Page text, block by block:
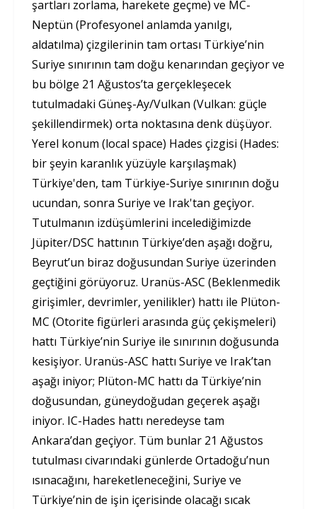
şartları zorlama, harekete geçme) ve MC-
Neptün (Profesyonel anlamda yanılgı,
aldatılma) çizgilerinin tam ortası Türkiye’nin
Suriye sınırının tam doğu kenarından geçiyor ve
bu bölge 21 Ağustos’ta gerçekleşecek
tutulmadaki Güneş-Ay/Vulkan (Vulkan: güçle
şekillendirmek) orta noktasına denk düşüyor.
Yerel konum (local space) Hades çizgisi (Hades:
bir şeyin karanlık yüzüyle karşılaşmak)
Türkiye'den, tam Türkiye-Suriye sınırının doğu
ucundan, sonra Suriye ve Irak'tan geçiyor.
Tutulmanın izdüşümlerini incelediğimizde
Jüpiter/DSC hattının Türkiye’den aşağı doğru,
Beyrut’un biraz doğusundan Suriye üzerinden
geçtiğini görüyoruz. Uranüs-ASC (Beklenmedik
girişimler, devrimler, yenilikler) hattı ile Plüton-
MC (Otorite figürleri arasında güç çekişmeleri)
hattı Türkiye’nin Suriye ile sınırının doğusunda
kesişiyor. Uranüs-ASC hattı Suriye ve Irak’tan
aşağı iniyor; Plüton-MC hattı da Türkiye’nin
doğusundan, güneydoğudan geçerek aşağı
iniyor. IC-Hades hattı neredeyse tam
Ankara’dan geçiyor. Tüm bunlar 21 Ağustos
tutulması civarındaki günlerde Ortadoğu’nun
ısınacağını, hareketleneceğini, Suriye ve
Türkiye’nin de işin içerisinde olacağı sıcak